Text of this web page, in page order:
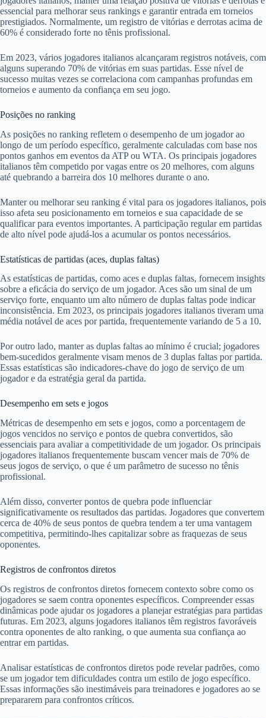
essencial para melhorar seus rankings e garantir entrada em torneios
prestigiados. Normalmente, um registro de vitórias e derrotas acima de
60% é considerado forte no tênis profissional.
Em 2023, vários jogadores italianos alcançaram registros notáveis, com
alguns superando 70% de vitórias em suas partidas. Esse nível de
sucesso muitas vezes se correlaciona com campanhas profundas em
torneios e aumento da confiança em seu jogo.
Posições no ranking
As posições no ranking refletem o desempenho de um jogador ao
longo de um período específico, geralmente calculadas com base nos
pontos ganhos em eventos da ATP ou WTA. Os principais jogadores
italianos têm competido por vagas entre os 20 melhores, com alguns
até quebrando a barreira dos 10 melhores durante o ano.
Manter ou melhorar seu ranking é vital para os jogadores italianos, pois
isso afeta seu posicionamento em torneios e sua capacidade de se
qualificar para eventos importantes. A participação regular em partidas
de alto nível pode ajudá-los a acumular os pontos necessários.
Estatísticas de partidas (aces, duplas faltas)
As estatísticas de partidas, como aces e duplas faltas, fornecem insights
sobre a eficácia do serviço de um jogador. Aces são um sinal de um
serviço forte, enquanto um alto número de duplas faltas pode indicar
inconsistência. Em 2023, os principais jogadores italianos tiveram uma
média notável de aces por partida, frequentemente variando de 5 a 10.
Por outro lado, manter as duplas faltas ao mínimo é crucial; jogadores
bem-sucedidos geralmente visam menos de 3 duplas faltas por partida.
Essas estatísticas são indicadores-chave do jogo de serviço de um
jogador e da estratégia geral da partida.
Desempenho em sets e jogos
Métricas de desempenho em sets e jogos, como a porcentagem de
jogos vencidos no serviço e pontos de quebra convertidos, são
essenciais para avaliar a competitividade de um jogador. Os principais
jogadores italianos frequentemente buscam vencer mais de 70% de
seus jogos de serviço, o que é um parâmetro de sucesso no tênis
profissional.
Além disso, converter pontos de quebra pode influenciar
significativamente os resultados das partidas. Jogadores que convertem
cerca de 40% de seus pontos de quebra tendem a ter uma vantagem
competitiva, permitindo-lhes capitalizar sobre as fraquezas de seus
oponentes.
Registros de confrontos diretos
Os registros de confrontos diretos fornecem contexto sobre como os
jogadores se saem contra oponentes específicos. Compreender essas
dinâmicas pode ajudar os jogadores a planejar estratégias para partidas
futuras. Em 2023, alguns jogadores italianos têm registros favoráveis
contra oponentes de alto ranking, o que aumenta sua confiança ao
entrar em partidas.
Analisar estatísticas de confrontos diretos pode revelar padrões, como
se um jogador tem dificuldades contra um estilo de jogo específico.
Essas informações são inestimáveis para treinadores e jogadores ao se
prepararem para confrontos críticos.